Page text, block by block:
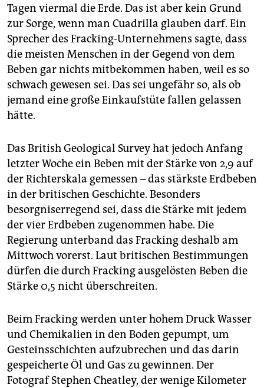
genossenschaft
epaper login
Tagen viermal die Erde. Das ist aber kein Grund
zur Sorge, wenn man Cuadrilla glauben darf. Ein
Sprecher des Fracking-Unternehmens sagte, dass
die meisten Menschen in der Gegend von dem
Beben gar nichts mitbekommen haben, weil es so
schwach gewesen sei. Das sei ungefähr so, als ob
jemand eine große Einkaufstüte fallen gelassen
hätte.
Das British Geological Survey hat jedoch Anfang
letzter Woche ein Beben mit der Stärke von 2,9 auf
der Richterskala gemessen – das stärkste Erdbeben
in der britischen Geschichte. Besonders
besorgniserregend sei, dass die Stärke mit jedem
der vier Erdbeben zugenommen habe. Die
Regierung unterband das Fracking deshalb am
Mittwoch vorerst. Laut britischen Bestimmungen
dürfen die durch Fracking ausgelösten Beben die
Stärke 0,5 nicht überschreiten.
Beim Fracking werden unter hohem Druck Wasser
und Chemikalien in den Boden gepumpt, um
Gesteinsschichten aufzubrechen und das darin
gespeicherte Öl und Gas zu gewinnen. Der
Fotograf Stephen Cheatley, der wenige Kilometer